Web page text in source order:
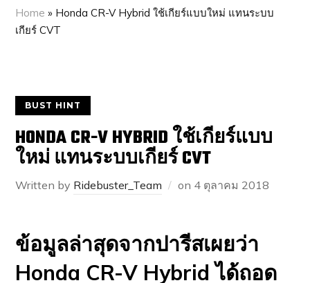
Home » Honda CR-V Hybrid ใช้เกียร์แบบใหม่ แทนระบบ
เกียร์ CVT
BUST HINT
HONDA CR-V HYBRID ใช้เกียร์แบบ
ใหม่ แทนระบบเกียร์ CVT
Written by Ridebuster_Team on 4 ตุลาคม 2018
ข้อมูลล่าสุดจากปารีสเผยว่า
Honda CR-V Hybrid ได้ถอด